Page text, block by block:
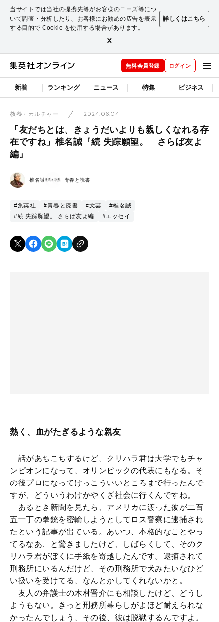
当サイトでは当社の提携先等がお客様のニーズ等につ
いて調査・分析したり、お客様にお勧めの広告を表示
する目的で Cookie を使用する場合があります。
詳しくはこちら
×
無料会員登録 ログイン
新着 ランキング ニュース 特集 ビジネス
教養・カルチャー 2024.06.04
「友だちとは、きょうだいよりも親しくなれる存
在ですね」椎名誠『続 失踪願望。 さらば友よ
編』
椎名誠 青春と読書
#集英社 #青春と読書 #文芸
#椎名誠
#続 失踪願望。 さらば友よ編
#エッセイ
熱く、血がたぎるような親友
話があちこちするけど、クリハラ君は大学でもチャ
ンピオンになって、オリンピックの代表にもなる。そ
の後プロになってけっこういいところまで行ったんで
すが、どういうわけかやくざ社会に行くんですね。
あるとき新聞を見たら、アメリカに渡った彼が二百
五十丁の拳銃を密輸しようとしてロス警察に逮捕され
たという記事が出ている。あいつ、本格的なことやっ
てるなあ、と驚きましたけど、しばらくして、そのク
リハラ君がぼくに手紙を寄越したんです。逮捕されて
刑務所にいるんだけど、その刑務所で犬みたいなひど
い扱いを受けてる、なんとかしてくれないかと。
友人の弁護士の木村晋介にも相談したけど、どうし
ようもない。きっと刑務所暮らしがよほど耐えられな
かったんでしょう、その後、彼は脱獄するんですよ。